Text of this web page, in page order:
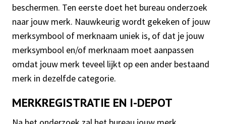
beschermen. Ten eerste doet het bureau onderzoek
naar jouw merk. Nauwkeurig wordt gekeken of jouw
merksymbool of merknaam uniek is, of dat je jouw
merksymbool en/of merknaam moet aanpassen
omdat jouw merk teveel lijkt op een ander bestaand
merk in dezelfde categorie.
MERKREGISTRATIE EN I-DEPOT